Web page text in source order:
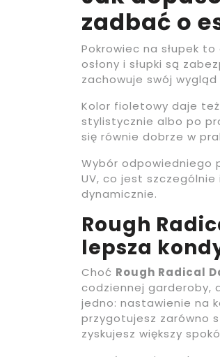
zadbać o
Pokrowiec na słupek
osłony i słupki są
zachowuje swój
Kolor fioletowy daje
stylistycznie albo po
się równie dobrze w
Wybór odpowiedniego
UV, co jest
dynamicznie.
Rough
lepsza
Choć Rough Radical
codziennej garderoby,
jedno: nastawienie na
przygotujesz zarówno
zyskujesz większy